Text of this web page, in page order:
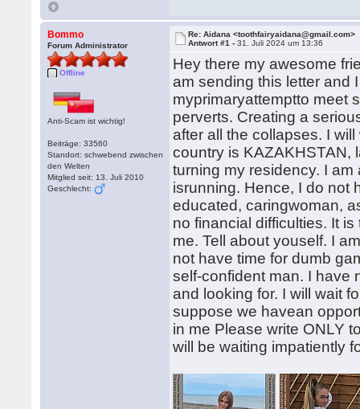
Bommo
Forum Administrator
Offline
Anti-Scam ist wichtig!
Beiträge: 33560
Standort: schwebend zwischen
den Welten
Mitglied seit: 13. Juli 2010
Geschlecht:
Re: Aidana <toothfairyaidana@gmail.com>
Antwort #1 -31. Juli 2024 um 13:36
Hey there my awesome
am sending this letter and
myprimaryattemptto meet
perverts. Creating a
after all the collapses. I
country is KAZAKHSTAN,
turning my residency. I
isrunning. Hence, I do not
educated, caringwoman,
no financial difficulties. It
me. Tell about youself. I
not have time for dumb
self-confident man. I have
and looking for. I will wait
suppose we havean
in me Please write ONLY
will be waiting impatiently